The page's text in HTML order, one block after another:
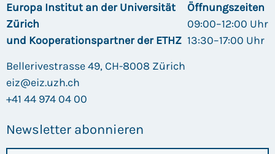
Europa Institut an der Universität
Zürich
und Kooperationspartner der ETHZ
Bellerivestrasse 49, CH-8008 Zürich
eiz@eiz.uzh.ch
+41 44 974 04 00
Öffnungszeiten
09:00–12:00 Uhr
13:30–17:00 Uhr
Newsletter abonnieren